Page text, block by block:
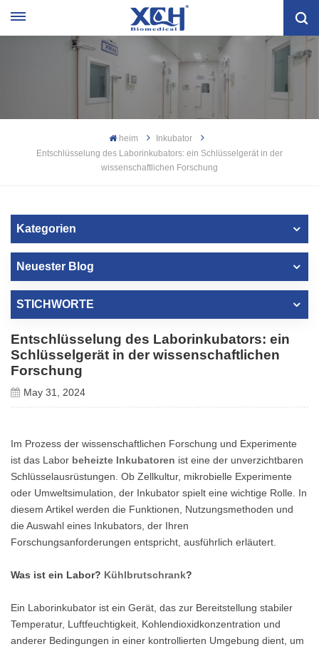
heim
Inkubator
Entschlüsselung des Laborinkubators: ein Schlüsselgerät in der
wissenschaftlichen Forschung
Kategorien
Neuester Blog
STICHWORTE
Entschlüsselung des Laborinkubators: ein
Schlüsselgerät in der wissenschaftlichen
Forschung
May 31, 2024
Im Prozess der wissenschaftlichen Forschung und Experimente
ist das Labor beheizte Inkubatoren ist eine der unverzichtbaren
Schlüsselausrüstungen. Ob Zellkultur, mikrobielle Experimente
oder Umweltsimulation, der Inkubator spielt eine wichtige Rolle. In
diesem Artikel werden die Funktionen, Nutzungsmethoden und
die Auswahl eines Inkubators, der Ihren
Forschungsanforderungen entspricht, ausführlich erläutert.
Was ist ein Labor? Kühlbrutschrank?
Ein Laborinkubator ist ein Gerät, das zur Bereitstellung stabiler
Temperatur, Luftfeuchtigkeit, Kohlendioxidkonzentration und
anderer Bedingungen in einer kontrollierten Umgebung dient, um